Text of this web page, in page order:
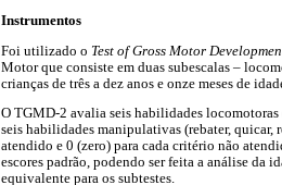
Instrumentos
Foi utilizado o Test of Gross Motor
Motor que consiste em duas subescalas –
crianças de três a dez anos e onze meses de
O TGMD-2 avalia seis habilidades
seis habilidades manipulativas (rebater, quicar,
atendido e 0 (zero) para cada critério não
escores padrão, podendo ser feita a análise da
equivalente para os subtestes.